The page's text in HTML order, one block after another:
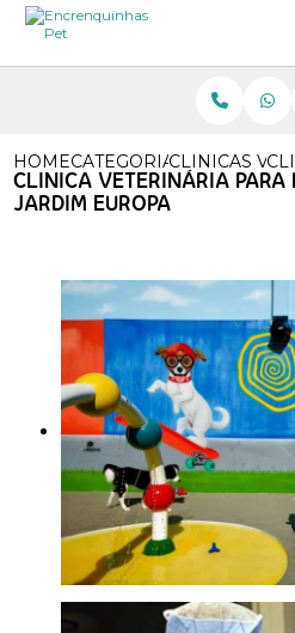
HOMECATEGORIASCLINICAS
CLINICA VETERINÁRIA PARA
JARDIM EUROPA